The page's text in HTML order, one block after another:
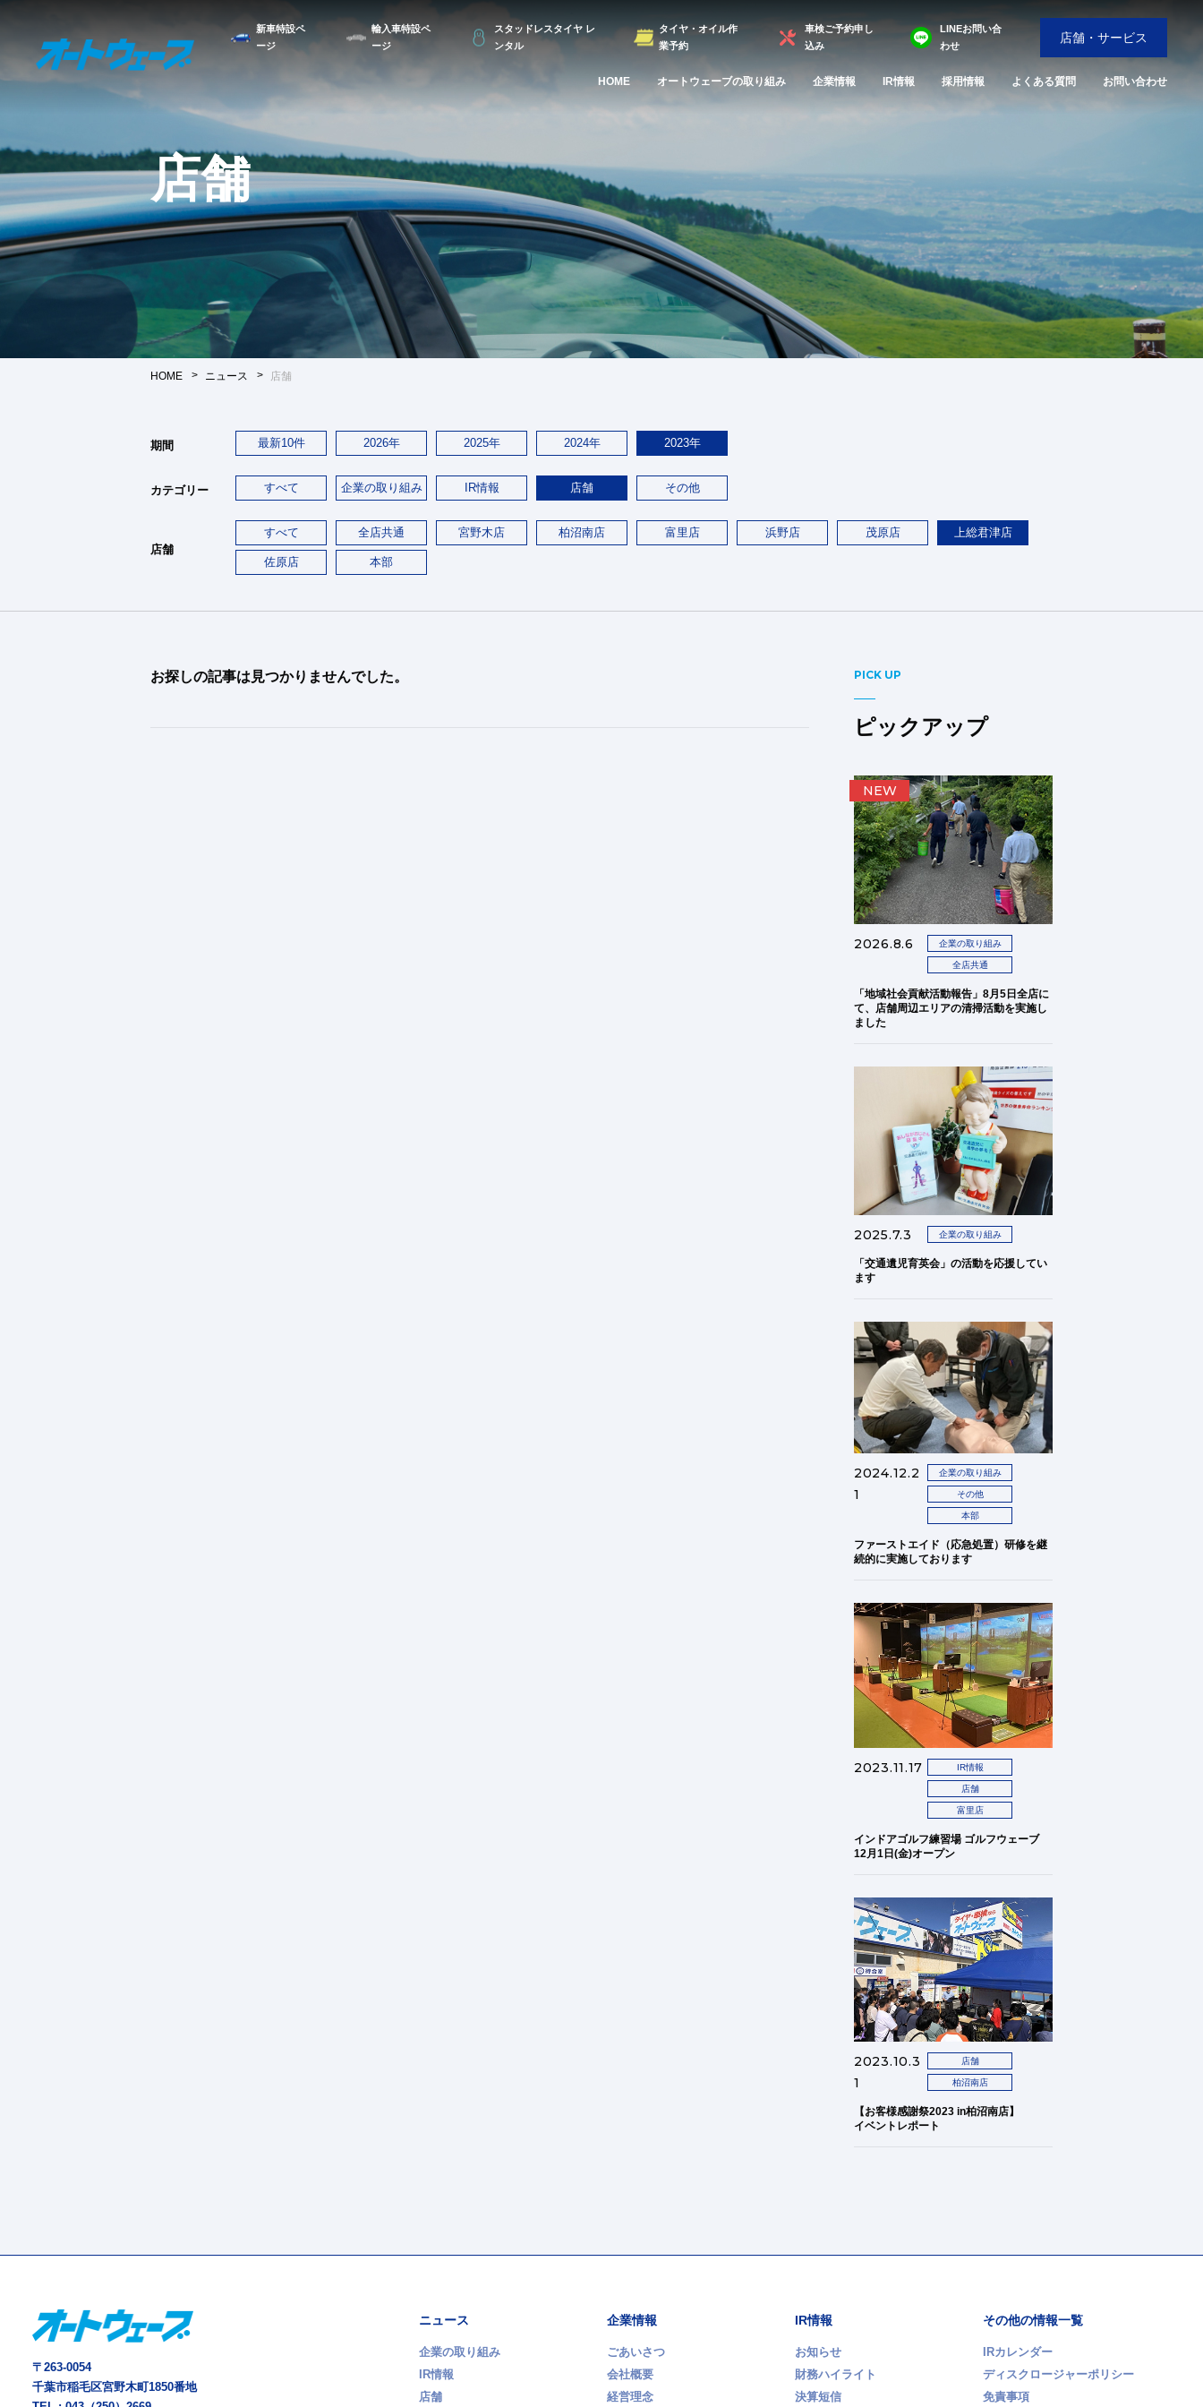
新車特設ペ
ージ
輸入車特設ペ
ージ
スタッドレスタイヤ レ
ンタル
タイヤ・オイル作
業予約
車検ご予約申し
込み
LINEお問い合
わせ
店舗・サービス
HOME オートウェーブの取り組み 企業情報 IR情報 採用情報 よくある質問 お問い合わせ
店舗
HOME ニュース 店舗
期間 最新10件 2026年 2025年 2024年 2023年
カテゴリー すべて 企業の取り組み IR情報 店舗 その他
店舗
すべて 全店共通 宮野木店 柏沼南店 富里店 浜野店 茂原店 上総君津店
佐原店 本部
お探しの記事は見つかりませんでした。 PICK UP
ピックアップ
2026.8.6 企業の取り組み
全店共通
「地域社会貢献活動報告」8月5日全店に
て、店舗周辺エリアの清掃活動を実施し
ました
NEW
2025.7.3 企業の取り組み
「交通遺児育英会」の活動を応援してい
ます
2024.12.2
1
企業の取り組み
その他
本部
ファーストエイド（応急処置）研修を継
続的に実施しております
2023.11.17 IR情報
店舗
富里店
インドアゴルフ練習場 ゴルフウェーブ
12月1日(金)オープン
2023.10.3
1
店舗
柏沼南店
【お客様感謝祭2023 in柏沼南店】
イベントレポート
〒263-0054
千葉市稲毛区宮野木町1850番地
ニュース
企業の取り組み
IR情報
店舗
企業情報
ごあいさつ
会社概要
経営理念
IR情報
お知らせ
財務ハイライト
決算短信
その他の情報一覧
IRカレンダー
ディスクロージャーポリシー
免責事項